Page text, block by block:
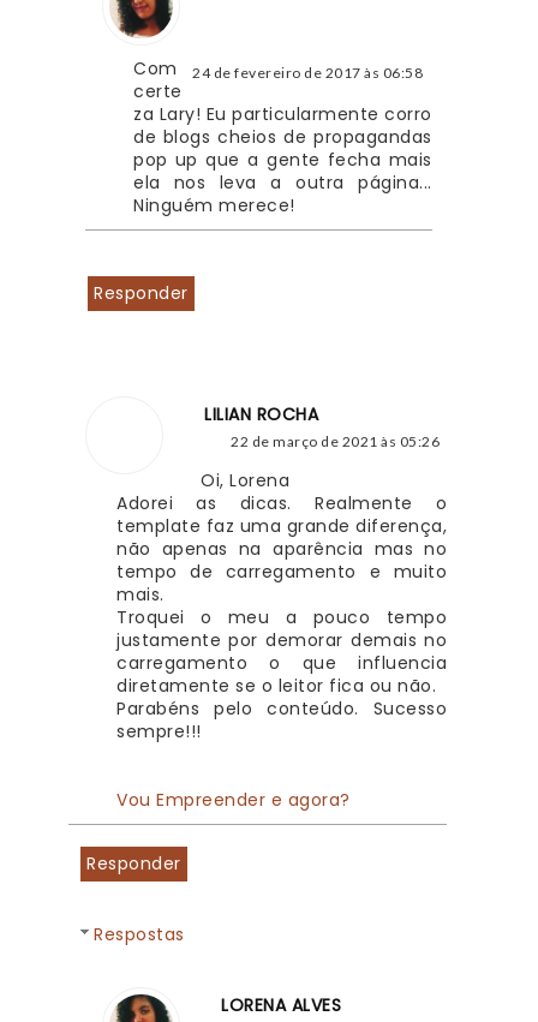
24 de fevereiro de 2017 às 06:58
Com
certe
za Lary! Eu particularmente corro
de blogs cheios de propagandas
pop up que a gente fecha mais
ela nos leva a outra página...
Ninguém merece!
Responder
LILIAN ROCHA
22 de março de 2021 às 05:26
Oi, Lorena
Adorei as dicas. Realmente o
template faz uma grande diferença,
não apenas na aparência mas no
tempo de carregamento e muito
mais.
Troquei o meu a pouco tempo
justamente por demorar demais no
carregamento o que influencia
diretamente se o leitor fica ou não.
Parabéns pelo conteúdo. Sucesso
sempre!!!
Vou Empreender e agora?
Responder
Respostas
LORENA ALVES